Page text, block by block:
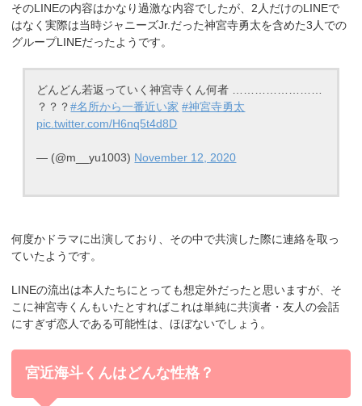
そのLINEの内容はかなり過激な内容でしたが、 2人だけのLINEで
はなく実際は当時ジャニーズJr.だった神宮寺勇太を含めた3人での
グループLINEだったようです。
どんどん若返っていく神宮寺くん何者 ……………………
？？？#名所から一番近い家 #神宮寺勇太
pic.twitter.com/H6nq5t4d8D
— (@m__yu1003) November 12, 2020
何度かドラマに出演しており、その中で共演した際に連絡を取っ
ていたようです。
LINEの流出は本人たちにとっても想定外だったと思いますが、そ
こに神宮寺くんもいたとすればこれは単純に共演者・友人の会話
にすぎず恋人である可能性は、ほぼないでしょう。
宮近海斗くんはどんな性格？